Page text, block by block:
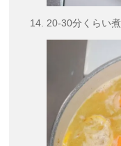
20-30分くらい煮